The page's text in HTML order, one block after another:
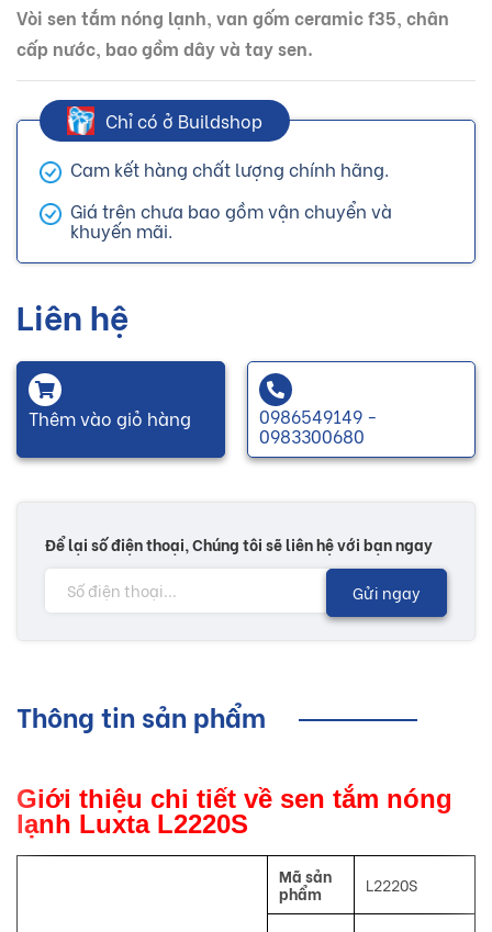
Vòi sen tắm nóng lạnh, van gốm ceramic f35, chân
cấp nước, bao gồm dây và tay sen.
Chỉ có ở Buildshop
Cam kết hàng chất lượng chính hãng.
Giá trên chưa bao gồm vận chuyển và
khuyến mãi.
Liên hệ
Thêm vào giỏ hàng 0986549149 -
0983300680
Để lại số điện thoại, Chúng tôi sẽ liên hệ với bạn ngay
Gửi ngay
Thông tin sản phẩm
Giới thiệu chi tiết về sen tắm nóng
lạnh Luxta L2220S
Mã sản
phẩm L2220S